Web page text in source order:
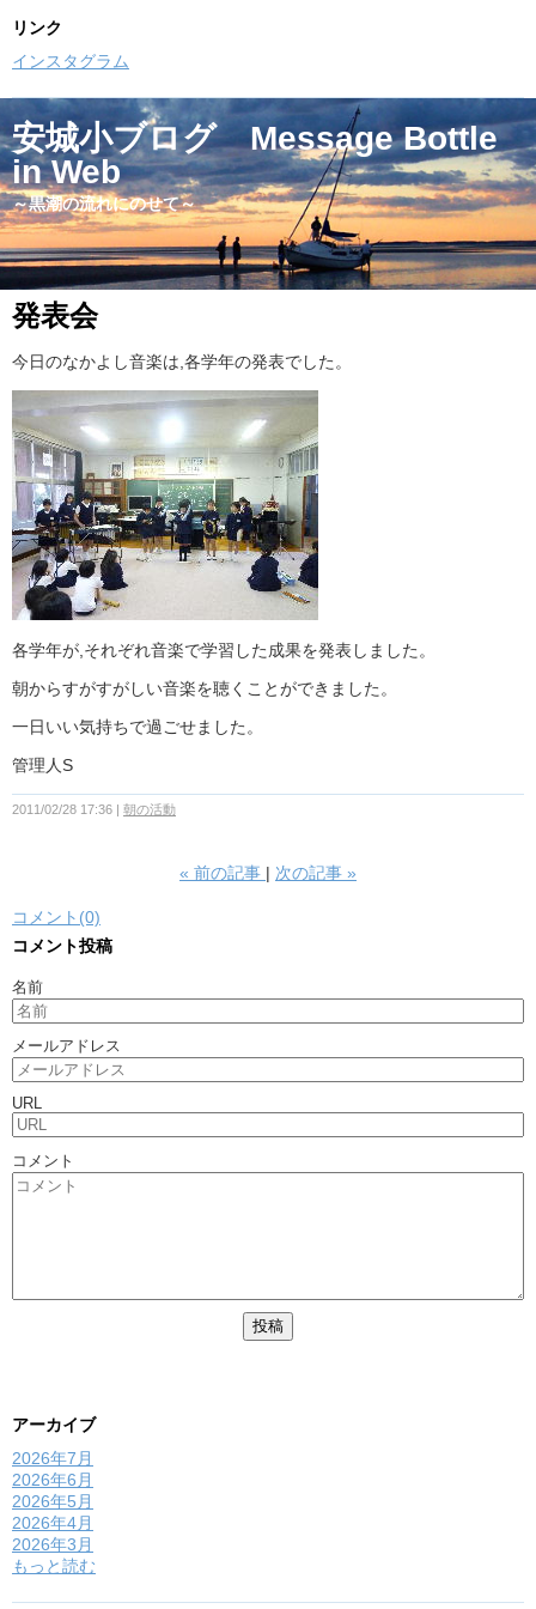
リンク
インスタグラム
安城小ブログ Message Bottle
in Web
～黒潮の流れにのせて～
発表会
今日のなかよし音楽は,各学年の発表でした。
各学年が,それぞれ音楽で学習した成果を発表しました。
朝からすがすがしい音楽を聴くことができました。
一日いい気持ちで過ごせました。
管理人S
2011/02/28 17:36 朝の活動
« 前の記事 次の記事 »
コメント(0)
コメント投稿
名前
メールアドレス
URL
コメント
アーカイブ
2026年7月
2026年6月
2026年5月
2026年4月
2026年3月
もっと読む